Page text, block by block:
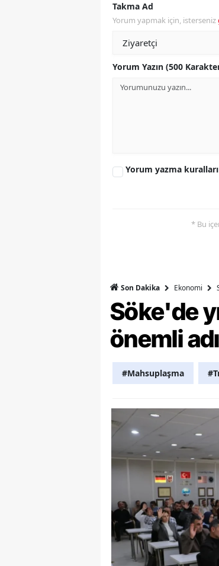
Takma Ad
Yorum yapmak için, isterseniz
Yorum Yazın (500
Yorum yazma
* Bu
Son Dakika Ekonomi
Söke'de
önemli
#Mahsuplaşma